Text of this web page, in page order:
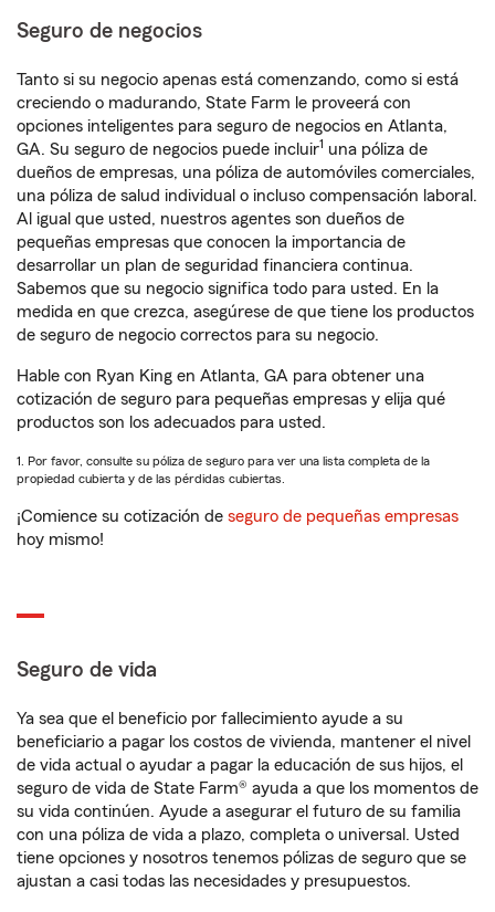
Seguro de negocios
Tanto si su negocio apenas está comenzando, como si está
creciendo o madurando, State Farm le proveerá con
opciones inteligentes para seguro de negocios en Atlanta,
GA. Su seguro de negocios puede incluir1 una póliza de
dueños de empresas, una póliza de automóviles comerciales,
una póliza de salud individual o incluso compensación laboral.
Al igual que usted, nuestros agentes son dueños de
pequeñas empresas que conocen la importancia de
desarrollar un plan de seguridad financiera continua.
Sabemos que su negocio significa todo para usted. En la
medida en que crezca, asegúrese de que tiene los productos
de seguro de negocio correctos para su negocio.
Hable con Ryan King en Atlanta, GA para obtener una
cotización de seguro para pequeñas empresas y elija qué
productos son los adecuados para usted.
1. Por favor, consulte su póliza de seguro para ver una lista completa de la
propiedad cubierta y de las pérdidas cubiertas.
¡Comience su cotización de seguro de pequeñas empresas
hoy mismo!
Seguro de vida
Ya sea que el beneficio por fallecimiento ayude a su
beneficiario a pagar los costos de vivienda, mantener el nivel
de vida actual o ayudar a pagar la educación de sus hijos, el
seguro de vida de State Farm® ayuda a que los momentos de
su vida continúen. Ayude a asegurar el futuro de su familia
con una póliza de vida a plazo, completa o universal. Usted
tiene opciones y nosotros tenemos pólizas de seguro que se
ajustan a casi todas las necesidades y presupuestos.